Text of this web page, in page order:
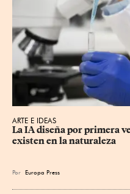
ARTE E IDEAS
La IA diseña por primera
existen en la naturaleza
Por Europa Press